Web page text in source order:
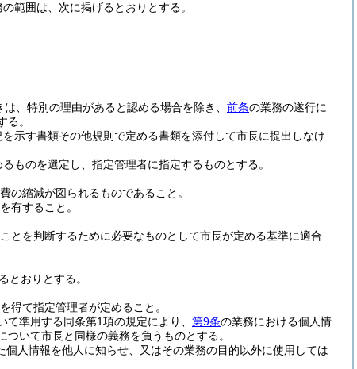
範囲は、次に掲げるとおりとする。
、特別の理由があると認める場合を除き、 前条の業務の遂行に
。
示す書類その他規則で定める書類を添付して市長に提出しなけ
ものを選定し、指定管理者に指定するものとする。
の縮減が図られるものであること。
有すること。
とを判断するために必要なものとして市長が定める基準に適合
とおりとする。
得て指定管理者が定めること。
て準用する同条第1項の規定により、 第9条の業務における個人情
いて市長と同様の義務を負うものとする。
人情報を他人に知らせ、又はその業務の目的以外に使用しては